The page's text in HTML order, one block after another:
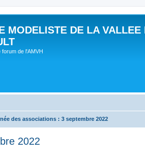
MODELISTE DE LA VALLEE
forum de l'AMVH
des associations : 3 septembre 2022
2022